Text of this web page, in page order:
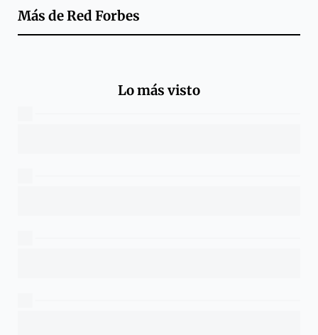
Más deRed Forbes
Lo más visto